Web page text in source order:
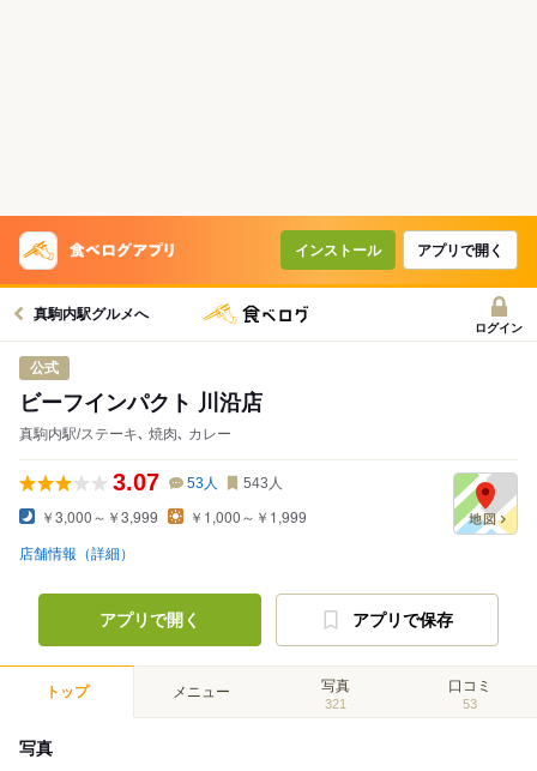
インストール アプリで開く
真駒内駅グルメへ
ログイン
公式
ビーフインパクト 川沿店
真駒内駅/ステーキ､ 焼肉､ カレー
3.07 53人 543 人
￥3,000～￥3,999 ￥1,000～￥1,999
店舗情報（詳細）
アプリで開く アプリで保存
トップ メニュー 写真
321
口コミ
53
写真